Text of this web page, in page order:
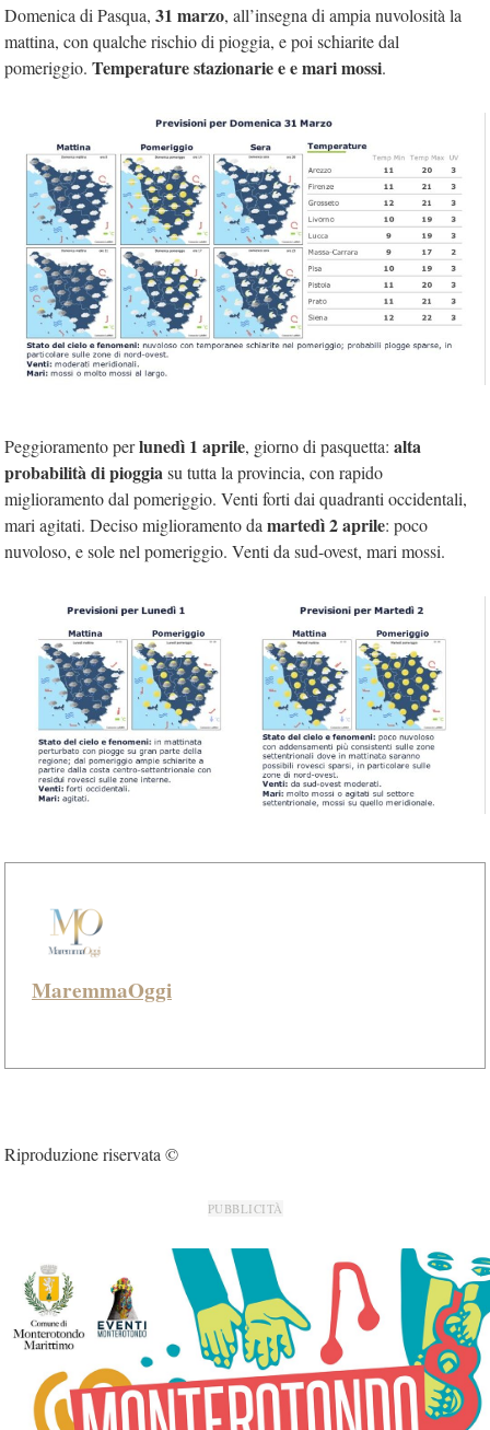
Domenica di Pasqua, 31 marzo, all’insegna di ampia nuvolosità la
mattina, con qualche rischio di pioggia, e poi schiarite dal
pomeriggio. Temperature stazionarie e e mari mossi.
Peggioramento perlunedì 1 aprile, giorno di pasquetta: alta
probabilità di pioggiasu tutta la provincia, con rapido
miglioramento dal pomeriggio. Venti forti dai quadranti occidentali,
mari agitati. Deciso miglioramento da martedì 2 aprile: poco
nuvoloso, e sole nel pomeriggio. Venti da sud-ovest, mari mossi.
MaremmaOggi
Riproduzione riservata ©
PUBBLICITÀ